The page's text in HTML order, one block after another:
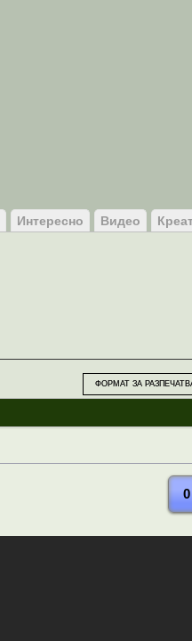
Интересно Видео
ФОРМАТ ЗА
0